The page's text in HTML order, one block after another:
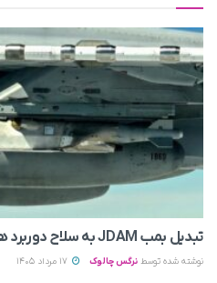
تبدیل بمب JDAM به سلاح دوربرد هدایت پذیر با موتور جت
نوشته شده توسط نرگس چالوک